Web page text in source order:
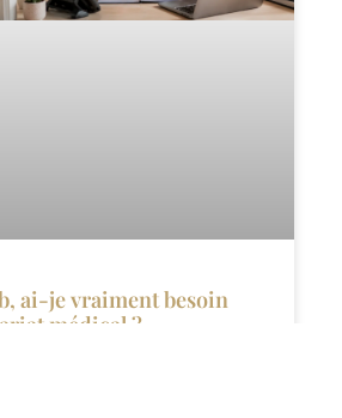
ai-je vraiment besoin
médical ?